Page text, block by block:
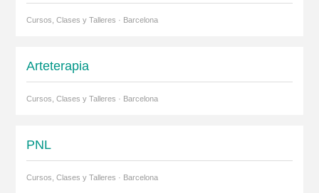
Cursos, Clases y Talleres · Barcelona
Arteterapia
Cursos, Clases y Talleres · Barcelona
PNL
Cursos, Clases y Talleres · Barcelona